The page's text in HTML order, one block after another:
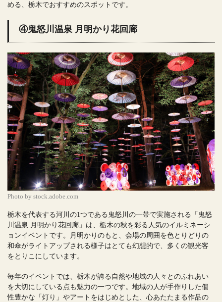
める、栃木でおすすめのスポットです。
④鬼怒川温泉 月明かり花回廊
Photo by stock.adobe.com
栃木を代表する河川の1つである鬼怒川の一帯で実施される「鬼怒
川温泉 月明かり花回廊」は、栃木の秋を彩る人気のイルミネーシ
ョンイベントです。月明かりのもと、会場の周囲を色とりどりの
和傘がライトアップされる様子はとても幻想的で、多くの観光客
をとりこにしています。
毎年のイベントでは、栃木が誇る自然や地域の人々とのふれあい
を大切にしている点も魅力の一つです。地域の人が手作りした個
性豊かな「灯り」やアートをはじめとした、心あたたまる作品の